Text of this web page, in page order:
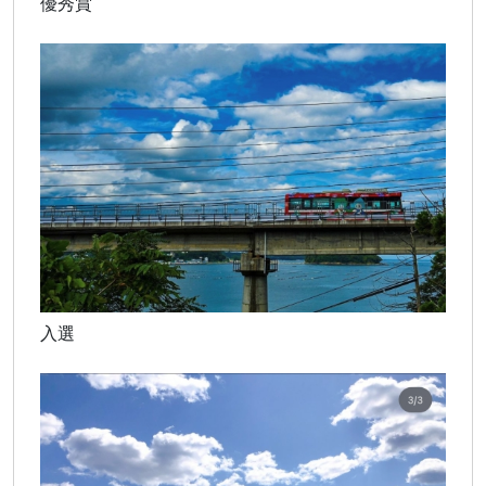
優秀賞
入選